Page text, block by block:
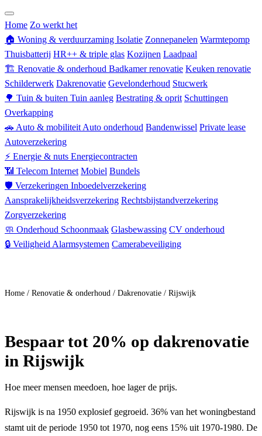
Home Zo werkt het
🏠 Woning & verduurzaming Isolatie Zonnepanelen Warmtepomp
Thuisbatterij HR++ & triple glas Kozijnen Laadpaal
🏗 Renovatie & onderhoud Badkamer renovatie Keuken renovatie
Schilderwerk Dakrenovatie Gevelonderhoud Stucwerk
🌳 Tuin & buiten Tuin aanleg Bestrating & oprit Schuttingen
Overkapping
🚗 Auto & mobiliteit Auto onderhoud Bandenwissel Private lease
Autoverzekering
⚡ Energie & nuts Energiecontracten
📶 Telecom Internet Mobiel Bundels
🛡 Verzekeringen Inboedelverzekering
Aansprakelijkheidsverzekering Rechtsbijstandverzekering
Zorgverzekering
🧼 Onderhoud Schoonmaak Glasbewassing CV onderhoud
🔒 Veiligheid Alarmsystemen Camerabeveiliging
Home / Renovatie & onderhoud / Dakrenovatie / Rijswijk
Bespaartot 20% op dakrenovatie
in Rijswijk
Hoe meer mensen meedoen, hoe lager de prijs.
Rijswijk is na 1950 explosief gegroeid. 36% van het woningbestand
stamt uit de periode 1950 tot 1970, nog eens 15% uit 1970-1980. De